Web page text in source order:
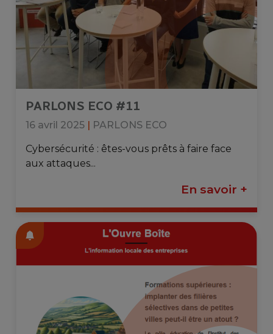
PARLONS ECO #11
16 avril 2025 | PARLONS ECO
Cybersécurité : êtes-vous prêts à faire face
aux attaques...
En savoir +